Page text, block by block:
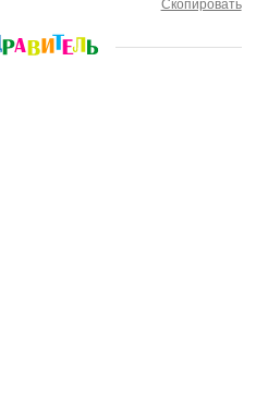
Скопировать